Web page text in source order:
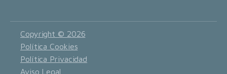
Copyright © 2026
Política Cookies
Política Privacidad
Aviso Legal